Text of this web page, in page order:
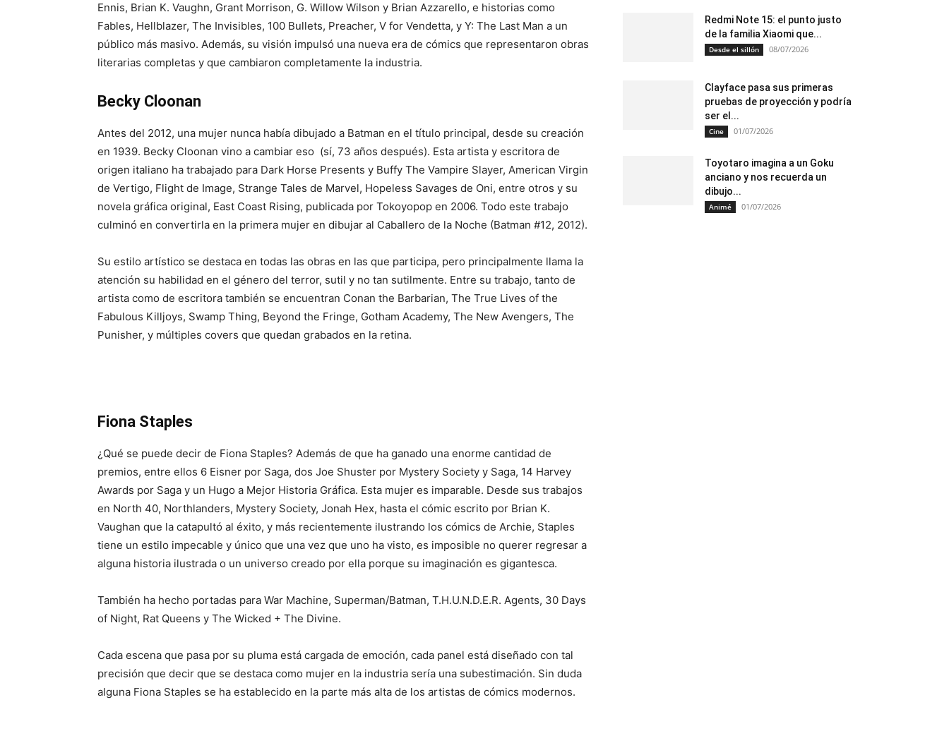
Ennis, Brian K. Vaughn, Grant Morrison, G. Willow Wilson y Brian Azzarello, e historias como
Fables, Hellblazer, The Invisibles, 100 Bullets, Preacher, V for Vendetta, y Y: The Last Man a un
público más masivo. Además, su visión impulsó una nueva era de cómics que representaron obras
literarias completas y que cambiaron completamente la industria.
Becky Cloonan
Antes del 2012, una mujer nunca había dibujado a Batman en el título principal, desde su creación
en 1939. Becky Cloonan vino a cambiar eso (sí, 73 años después). Esta artista y escritora de
origen italiano ha trabajado para Dark Horse Presents y Buffy The Vampire Slayer, American Virgin
de Vertigo, Flight de Image, Strange Tales de Marvel, Hopeless Savages de Oni, entre otros y su
novela gráfica original, East Coast Rising, publicada por Tokoyopop en 2006. Todo este trabajo
culminó en convertirla en la primera mujer en dibujar al Caballero de la Noche (Batman #12, 2012).
Su estilo artístico se destaca en todas las obras en las que participa, pero principalmente llama la
atención su habilidad en el género del terror, sutil y no tan sutilmente. Entre su trabajo, tanto de
artista como de escritora también se encuentran Conan the Barbarian, The True Lives of the
Fabulous Killjoys, Swamp Thing, Beyond the Fringe, Gotham Academy, The New Avengers, The
Punisher, y múltiples covers que quedan grabados en la retina.
Fiona Staples
¿Qué se puede decir de Fiona Staples? Además de que ha ganado una enorme cantidad de
premios, entre ellos 6 Eisner por Saga, dos Joe Shuster por Mystery Society y Saga, 14 Harvey
Awards por Saga y un Hugo a Mejor Historia Gráfica. Esta mujer es imparable. Desde sus trabajos
en North 40, Northlanders, Mystery Society, Jonah Hex, hasta el cómic escrito por Brian K.
Vaughan que la catapultó al éxito, y más recientemente ilustrando los cómics de Archie, Staples
tiene un estilo impecable y único que una vez que uno ha visto, es imposible no querer regresar a
alguna historia ilustrada o un universo creado por ella porque su imaginación es gigantesca.
También ha hecho portadas para War Machine, Superman/Batman, T.H.U.N.D.E.R. Agents, 30 Days
of Night, Rat Queens y The Wicked + The Divine.
Cada escena que pasa por su pluma está cargada de emoción, cada panel está diseñado con tal
precisión que decir que se destaca como mujer en la industria sería una subestimación. Sin duda
alguna Fiona Staples se ha establecido en la parte más alta de los artistas de cómics modernos.
Redmi Note 15: el punto justo
de la familia Xiaomi que...
Desde el sillón 08/07/2026
Clayface pasa sus primeras
pruebas de proyección y podría
ser el...
Cine 01/07/2026
Toyotaro imagina a un Goku
anciano y nos recuerda un
dibujo...
Animé 01/07/2026